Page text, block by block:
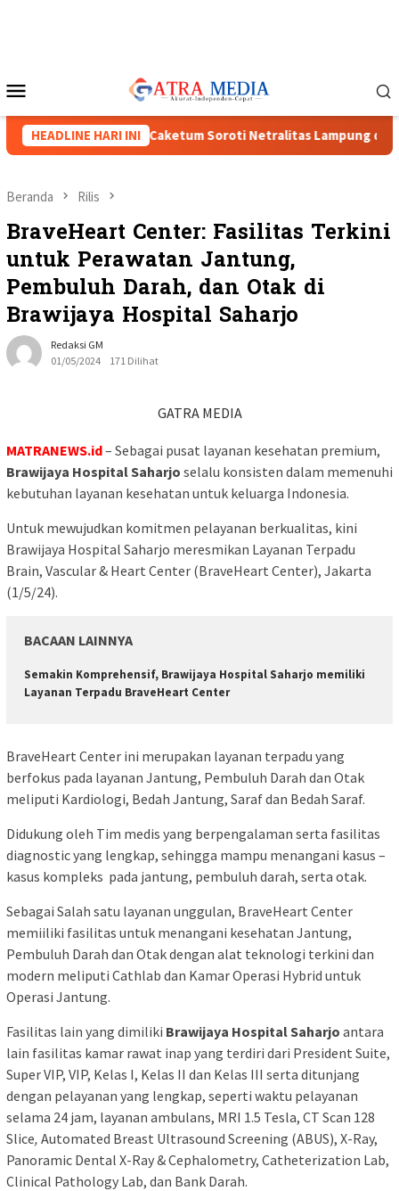
Mobile
HEADLINE HARI INI
Menguat, Tiga Caketum Soroti Netralitas Lampung dan Dugaan
Beranda Rilis
BraveHeart Center: Fasilitas Terkini
untuk Perawatan Jantung,
Pembuluh Darah, dan Otak di
Brawijaya Hospital Saharjo
Redaksi GM
01/05/2024
171 Dilihat
GATRA MEDIA
MATRANEWS.id– Sebagai pusat layanan kesehatan premium,
Brawijaya Hospital Saharjo selalu konsisten dalam memenuhi
kebutuhan layanan kesehatan untuk keluarga Indonesia.
Untuk mewujudkan komitmen pelayanan berkualitas, kini
Brawijaya Hospital Saharjo meresmikan Layanan Terpadu
Brain, Vascular & Heart Center (BraveHeart Center), Jakarta
(1/5/24).
BACAAN LAINNYA
Semakin Komprehensif, Brawijaya Hospital Saharjo memiliki
Layanan Terpadu BraveHeart Center
BraveHeart Center ini merupakan layanan terpadu yang
berfokus pada layanan Jantung, Pembuluh Darah dan Otak
meliputi Kardiologi, Bedah Jantung, Saraf dan Bedah Saraf.
Didukung oleh Tim medis yang berpengalaman serta fasilitas
diagnostic yang lengkap, sehingga mampu menangani kasus –
kasus kompleks pada jantung, pembuluh darah, serta otak.
Sebagai Salah satu layanan unggulan, BraveHeart Center
memiiliki fasilitas untuk menangani kesehatan Jantung,
Pembuluh Darah dan Otak dengan alat teknologi terkini dan
modern meliputi Cathlab dan Kamar Operasi Hybrid untuk
Operasi Jantung.
Fasilitas lain yang dimiliki Brawijaya Hospital Saharjo antara
lain fasilitas kamar rawat inap yang terdiri dari President Suite,
Super VIP, VIP, Kelas I, Kelas II dan Kelas III serta ditunjang
dengan pelayanan yang lengkap, seperti waktu pelayanan
selama 24 jam, layanan ambulans, MRI 1.5 Tesla, CT Scan 128
Slice, Automated Breast Ultrasound Screening (ABUS), X-Ray,
Panoramic Dental X-Ray & Cephalometry, Catheterization Lab,
Clinical Pathology Lab, dan Bank Darah.